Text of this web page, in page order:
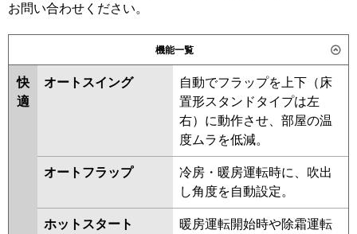
日立 RCID-GP56RSHJ11
FDTWV566HK6S
パナソニック PA-P56L7SHNC PA-P56L7SHC
RWSA05633JMU RWSA05633JXU
RWSA05633JM
AWSA05657JX
三菱電機 PLZ-ERMP56SL5
PLZ-
ERMP56SLE5 PLZ-ERMP56SLE4
PLZ-ERMP56SL4 PLZ-
ERMP56SL3 PLZ-ERMP56SLE3
PLZ-ERMP56SLE2 PLZ-
ERMP56SL2 PLZ-ERMP56SLEZ
PLZ-ERMP56SLZ PLZ-
お問い合わせください。
機能一覧
快
適
オートスイング
自動でフラップを上下（床
置形スタンドタイプは左
右）に動作させ、部屋の温
度ムラを低減。
オートフラップ
冷房・暖房運転時に、吹出
し角度を自動設定。
ホットスタート
暖房運転開始時や除霜運転